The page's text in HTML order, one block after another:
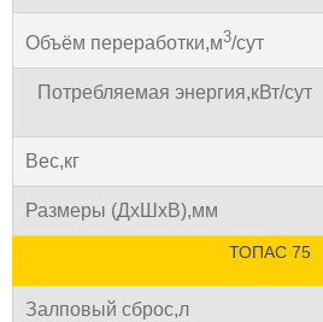
Объём переработки,м3/сут
Потребляемая энергия,кВт/сут
Вес,кг
Размеры (ДхШхВ),мм
ТОПАС 75
Залповый сброс,л